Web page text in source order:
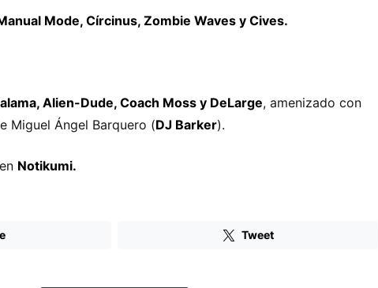
Mode, Círcinus, Zombie Waves y Cives.
Alien-Dude, Coach Moss y DeLarge, amenizado con
Miguel Ángel Barquero (DJ Barker).
Notikumi.
Tweet